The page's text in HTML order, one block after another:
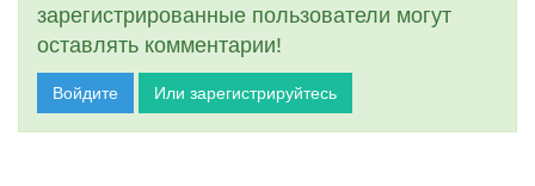
зарегистрированные пользователи могут
оставлять комментарии!
Войдите Или зарегистрируйтесь